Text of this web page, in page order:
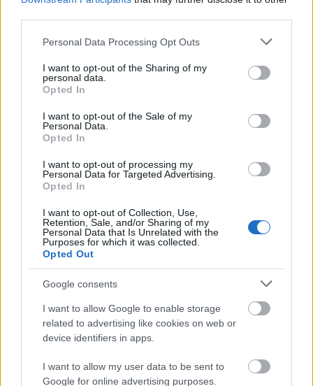
Please note that this website/app uses one or more Google
not limited to your visit or usage behaviour. You may click to
grant or deny consent to Google and its third-party tags to
use your data for below specified purposes in below Google
consent section.
Personal Data Processing Opt Outs
I want to opt-out of the Sharing of my
personal data.
Opted In
I want to opt-out of the Sale of my
Personal Data.
Opted In
I want to opt-out of processing my
Personal Data for Targeted Advertising.
Opted In
I want to opt-out of Collection, Use,
Retention, Sale, and/or Sharing of my
Personal Data that Is Unrelated with the
Purposes for which it was collected.
Opted Out
Google consents
I want to allow Google to enable storage
related to advertising like cookies on web or
device identifiers in apps.
I want to allow my user data to be sent to
Google for online advertising purposes.
Τι σημαίνει η λέξη «ευκτός»
μπορούν να κάνουν αίτηση σήμερα –
Voucher έως 600 ευρώ
ΑΣΕΠ: Δύο νέοι γραπτοί διαγωνισμοί
για διορισμούς στο Δημόσιο
Προσλήψεις στο Αρχαιολογικό
Μουσείο Ηρακλείου χωρίς πτυχίο -
Πότε λήγουν οι αιτήσεις